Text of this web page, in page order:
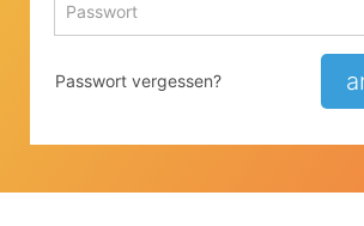
zum
Anmelden
Passwort vergessen?